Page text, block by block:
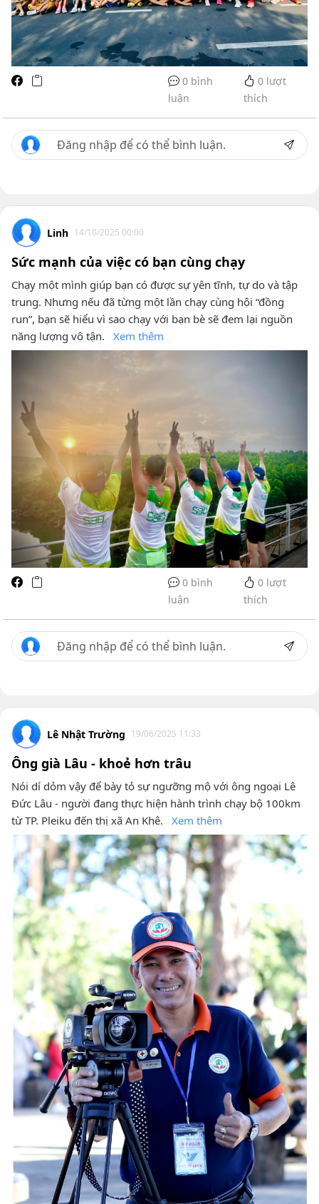
0 bình
luận
0lượt
thích
Linh 14/10/2025 00:00
Sức mạnh của việc có bạn cùng chạy
Chạy một mình giúp bạn có được sự yên tĩnh, tự do và tập
trung. Nhưng nếu đã từng một lần chạy cùng hội “đồng
run”, bạn sẽ hiểu vì sao chạy với bạn bè sẽ đem lại nguồn
năng lượng vô tận.
Xem thêm
0 bình
luận
0lượt
thích
Lê Nhật Trường 19/06/2025 11:33
Ông già Lâu - khoẻ hơn trâu
Nói dí dỏm vậy để bày tỏ sự ngưỡng mộ với ông ngoại Lê
Đức Lâu - người đang thực hiện hành trình chạy bộ 100km
từ TP. Pleiku đến thị xã An Khê.
Xem thêm